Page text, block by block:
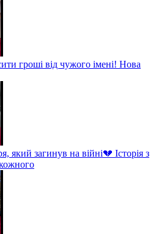
гроші від чужого імені! Нова
який загинув на війні💔 Історія з